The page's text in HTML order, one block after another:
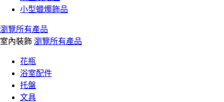
小型蠟燭飾品
瀏覽所有產品
室內裝飾 瀏覽所有產品
花瓶
浴室配件
托盤
文具